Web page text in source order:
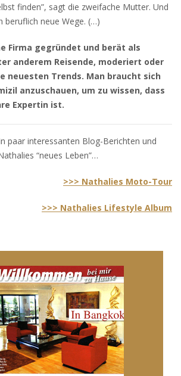
finden”, sagt die zweifache Mutter. Und
beruflich neue Wege. (…)
Firma gegründet und berät als
anderem Reisende, moderiert oder
neuesten Trends. Man braucht sich
anzuschauen, um zu wissen, dass
Expertin ist.
paar interessanten Blog-Berichten und
“neues Leben”…
>>> Nathalies Moto-Tour
>>> Nathalies Lifestyle Album